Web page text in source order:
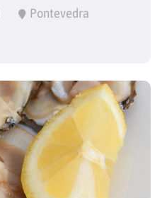
Pontevedra